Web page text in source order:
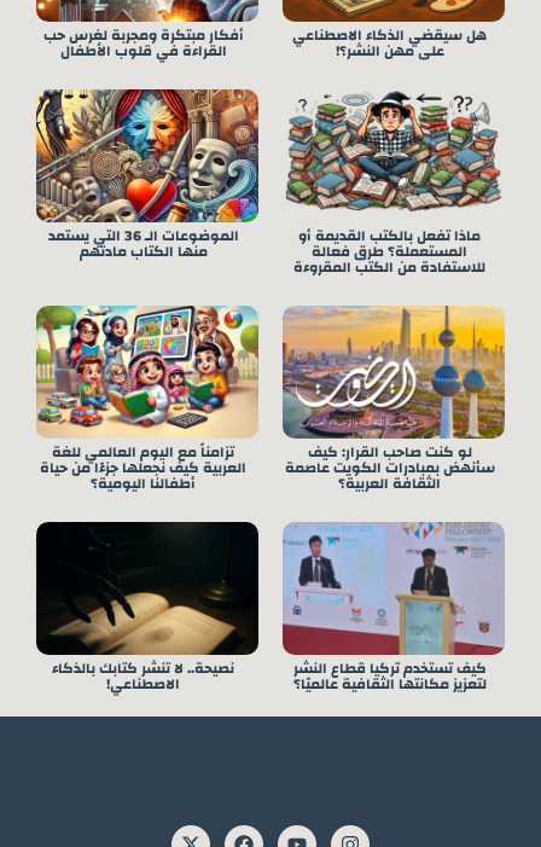
هل سيقضي الذكاء الاصطناعي
على مهن النشر؟!
أفكار مبتكرة ومجربة لغرس حب
القراءة في قلوب الأطفال
ماذا تفعل بالكتب القديمة أو
المستعملة؟ طرق فعالة
للاستفادة من الكتب المقروءة
الموضوعات الـ 36 التي يستمد
منها الكتاب مادتهم
لو كنت صاحب القرار: كيف
سأنهض بمبادرات الكويت عاصمة
الثقافة العربية؟
تزامناً مع اليوم العالمي للغة
العربية كيف نجعلها جزءًا من حياة
أطفالنا اليومية؟
كيف تستخدم تركيا قطاع النشر
لتعزيز مكانتها الثقافية عالميًا؟
نصيحة.. لا تنشر كتابك بالذكاء
الاصطناعي!